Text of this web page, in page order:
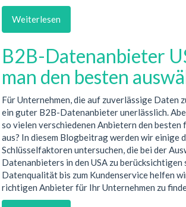
Weiterlesen
B2B-Datenanbieter
man den besten
Für Unternehmen, die auf zuverlässige Daten
ein guter B2B-Datenanbieter unerlässlich.
so vielen verschiedenen Anbietern den
aus? In diesem Blogbeitrag werden wir einige
Schlüsselfaktoren untersuchen, die bei der
Datenanbieters in den USA zu berücksichtigen
Datenqualität bis zum Kundenservice helfen
richtigen Anbieter für Ihr Unternehmen zu